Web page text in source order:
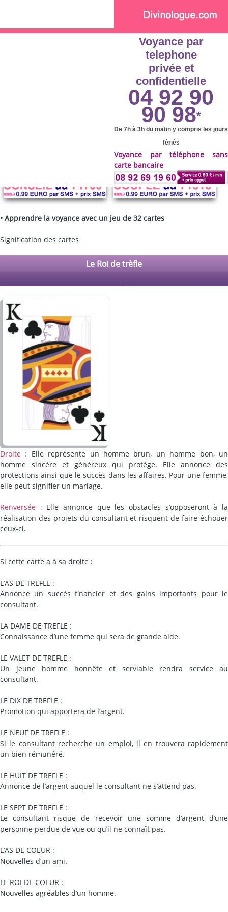
Voyance par
telephone
privée et
confidentielle
04 92 90
90 98*
De 7h à 3h du matin y compris les jours
fériés
Voyance par téléphone sans
carte bancaire
• Apprendre la voyance avec un jeu de 32 cartes
Signification des cartes
Le Roi de trèfle
Droite : Elle représente un homme brun, un homme bon, un
homme sincère et généreux qui protége. Elle annonce des
protections ainsi que le succès dans les affaires. Pour une femme,
elle peut signifier un mariage.
Renversée : Elle annonce que les obstacles s’opposeront à la
réalisation des projets du consultant et risquent de faire échouer
ceux-ci.
Si cette carte a à sa droite :
L’AS DE TREFLE :
Annonce un succès financier et des gains importants pour le
consultant.
LA DAME DE TREFLE :
Connaissance d’une femme qui sera de grande aide.
LE VALET DE TREFLE :
Un jeune homme honnête et serviable rendra service au
consultant.
LE DIX DE TREFLE :
Promotion qui apportera de l’argent.
LE NEUF DE TREFLE :
Si le consultant recherche un emploi, il en trouvera rapidement
un bien rémunéré.
LE HUIT DE TREFLE :
Annonce de l’argent auquel le consultant ne s’attend pas.
LE SEPT DE TREFLE :
Le consultant risque de recevoir une somme d’argent d’une
personne perdue de vue ou qu’il ne connaît pas.
L’AS DE COEUR :
Nouvelles d’un ami.
LE ROI DE COEUR :
Nouvelles agréables d’un homme.